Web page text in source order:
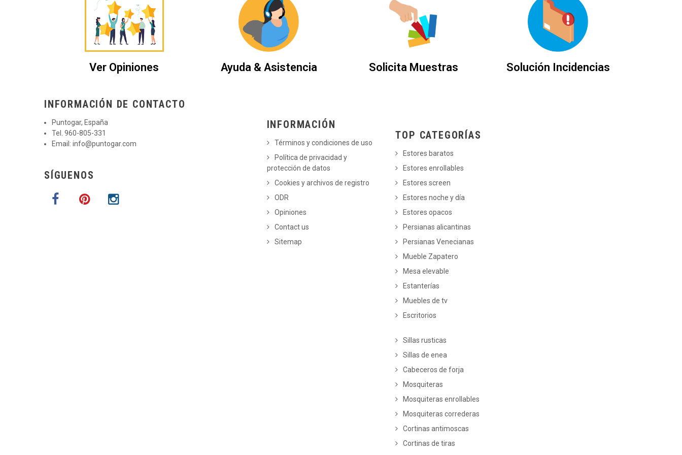
Ver Opiniones Ayuda & Asistencia Solicita Muestras Solución Incidencias
INFORMACIÓN DE CONTACTO
Puntogar, España
Tel. 960-805-331
Email: info@puntogar.com
SÍGUENOS
INFORMACIÓN
Términos y condiciones de uso
Política de privacidad y
protección de datos
Cookies y archivos de registro
ODR
Opiniones
Contact us
Sitemap
TOP CATEGORÍAS
Estores baratos
Estores enrollables
Estores screen
Estores noche y día
Estores opacos
Persianas alicantinas
Persianas Venecianas
Mueble Zapatero
Mesa elevable
Estanterías
Muebles de tv
Escritorios
Sillas rusticas
Sillas de enea
Cabeceros de forja
Mosquiteras
Mosquiteras enrollables
Mosquiteras correderas
Cortinas antimoscas
Cortinas de tiras